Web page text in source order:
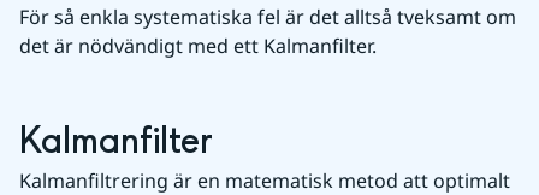
För så enkla systematiska fel är det alltså tveksamt om
det är nödvändigt med ett Kalmanfilter.
Kalmanfilter
Kalmanfiltrering är en matematisk metod att optimalt